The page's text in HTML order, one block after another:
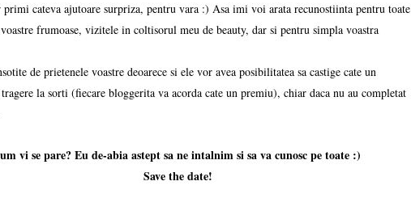
cateva ajutoare surpriza, pentru vara :) Asa imi voi arata recunostiinta pentru toate
frumoase, vizitele in coltisorul meu de beauty, dar si pentru simpla voastra
de prietenele voastre deoarece si ele vor avea posibilitatea sa castige cate un
la sorti (fiecare bloggerita va acorda cate un premiu), chiar daca nu au completat
vi se pare? Eu de-abia astept sa ne intalnim si sa va cunosc pe toate :)
Save the date!